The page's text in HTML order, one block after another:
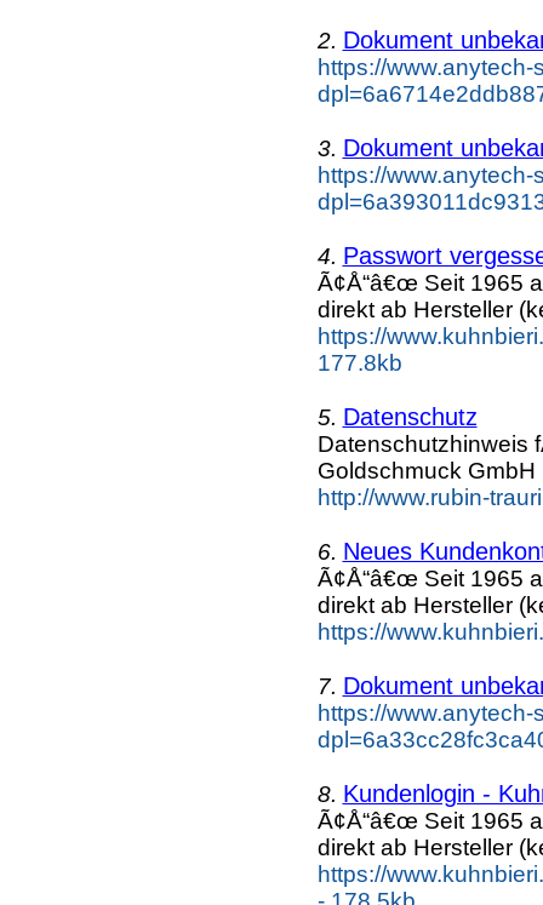
2. Dokument
https://
3. Dokument
https://
4. Passwort
Ã¢Å“â€œ Seit 1965
direkt ab Hersteller
https://
177.8kb
5. Datenschutz
Datenschutzhinweis
Goldschmuck GmbH
http://www.rubin-
6. Neues
Ã¢Å“â€œ Seit 1965
direkt ab Hersteller
https://
7. Dokument
https://
8. Kundenlogin -
Ã¢Å“â€œ Seit 1965
direkt ab Hersteller
https://